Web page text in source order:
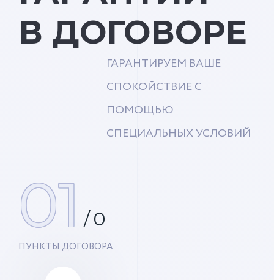
В ДОГОВОРЕ
ГАРАНТИРУЕМ ВАШЕ
СПОКОЙСТВИЕ С
ПОМОЩЬЮ
СПЕЦИАЛЬНЫХ УСЛОВИЙ
01 /0
ПУНКТЫ ДОГОВОРА